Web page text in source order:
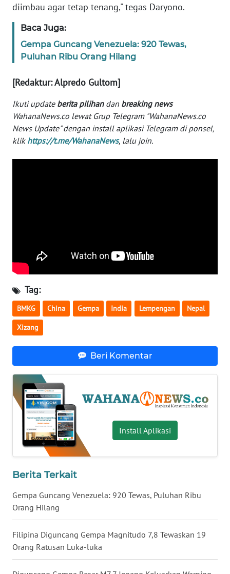
diimbau agar tetap tenang," tegas Daryono.
Baca Juga:
Gempa Guncang Venezuela: 920 Tewas,
Puluhan Ribu Orang Hilang
[Redaktur: Alpredo Gultom]
Ikuti update berita pilihandan breaking news
WahanaNews.co lewat Grup Telegram "WahanaNews.co
News Update" dengan install aplikasi Telegram di ponsel,
klik https://t.me/WahanaNews, lalu join.
Tag:
BMKG China Gempa India Lempengan Nepal
Xizang
Beri Komentar
Install Aplikasi
Berita Terkait
Gempa Guncang Venezuela: 920 Tewas, Puluhan Ribu
Orang Hilang
Filipina Diguncang Gempa Magnitudo 7,8 Tewaskan 19
Orang Ratusan Luka-luka
WN
WN
JAKARTA
WN
BANTEN
WN
WN
PAPUA
BARAT
WN
RIAU
SERAMBI
WN
JAMBI
WN
SULTRA
WN
WN
WN
SULBAR